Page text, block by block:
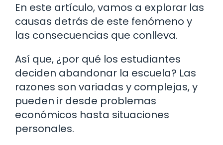
En este artículo, vamos a explorar las
causas detrás de este fenómeno y
las consecuencias que conlleva.
Así que, ¿por qué los estudiantes
deciden abandonar la escuela? Las
razones son variadas y complejas, y
pueden ir desde problemas
económicos hasta situaciones
personales.